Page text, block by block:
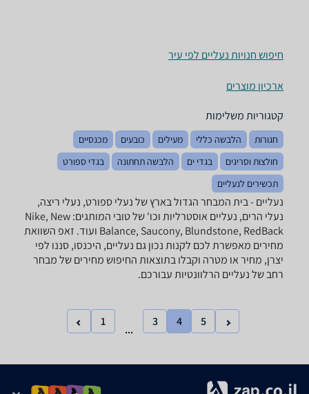
חיפוש חנויות נעליים לפי עיר
ארכיון מוצרים
קטגוריות משלימות
חגורות הלבשה כללי מעילים כובעים
מכנסיים
חולצות וסריגים
בגדי ים הלבשה תחתונה
בגדי ספורט
תכשירים לנעליים
נעליים - ‏בית המבחר הגדול בארץ של נעלי ספורט, נעלי ריצה,
נעלי הרים, נעליים אוסטרליות וכו' של טובי המותגים: Nike, New
Balance, Saucony, Blundstone, RedBack ועוד. זאפ השוואת
מחירים מאפשרת לכם לקנות נכון גם נעליים, היכנסו, סננו לפי
יצרן, מחיר או מטרה וקבלו בתוצאות החיפוש מחירים של מבחר
רחב של נעליים הרלוונטיות עבורכם.
1
...
3 4 5